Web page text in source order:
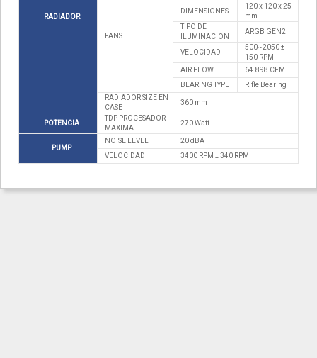
RADIADOR
FANS
DIMENSIONES
120 x 120 x 25
mm
TIPO DE
ILUMINACION
ARGB GEN2
VELOCIDAD
500~2050 ±
150 RPM
AIR FLOW
64.898 CFM
BEARING TYPE
Rifle Bearing
RADIADOR SIZE EN
CASE
360 mm
POTENCIA
TDP PROCESADOR
MAXIMA
270 Watt
PUMP
NOISE LEVEL
20 dBA
VELOCIDAD
3400 RPM ± 340 RPM